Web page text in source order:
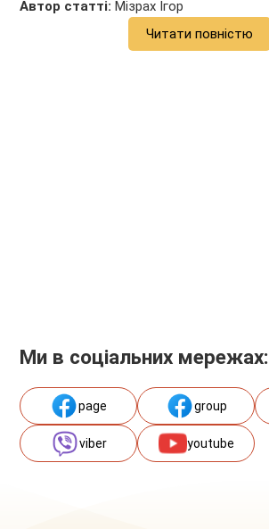
Автор статті: Мізрах Ігор
Читати повністю
Ми в соціальних мережах:
page group
viber youtube